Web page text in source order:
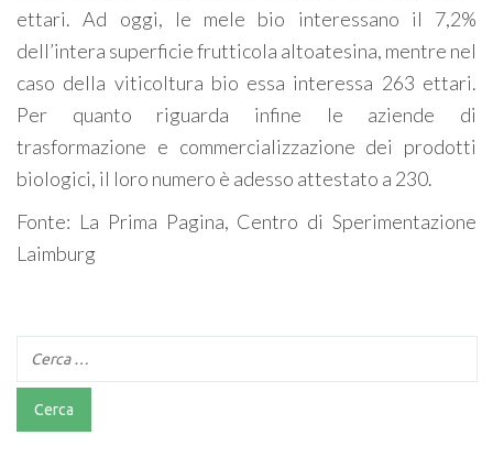
ettari. Ad oggi, le mele bio interessano il 7,2%
dell’intera superficie frutticola altoatesina, mentre nel
caso della viticoltura bio essa interessa 263 ettari.
Per quanto riguarda infine le aziende di
trasformazione e commercializzazione dei prodotti
biologici, il loro numero è adesso attestato a 230.
Fonte: La Prima Pagina, Centro di Sperimentazione
Laimburg